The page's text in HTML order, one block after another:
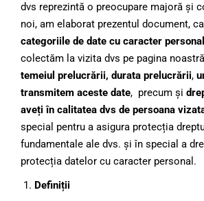
dvs reprezintă o preocupare majoră și
noi, am elaborat prezentul document,
categoriile de date cu caracter personal
colectăm la vizita dvs pe pagina
temeiul prelucrării, durata prelucrării,
transmitem aceste date, precum și
aveți în calitatea dvs de persoana
special pentru a asigura protecția
fundamentale ale dvs. și în special a
protecția datelor cu caracter personal.
Definiții